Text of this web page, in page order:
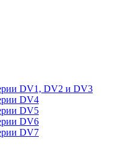
DV1, DV2 и DV3
DV4
DV5
DV6
DV7